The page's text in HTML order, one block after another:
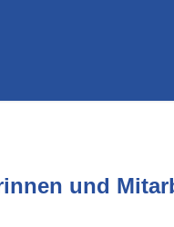
und